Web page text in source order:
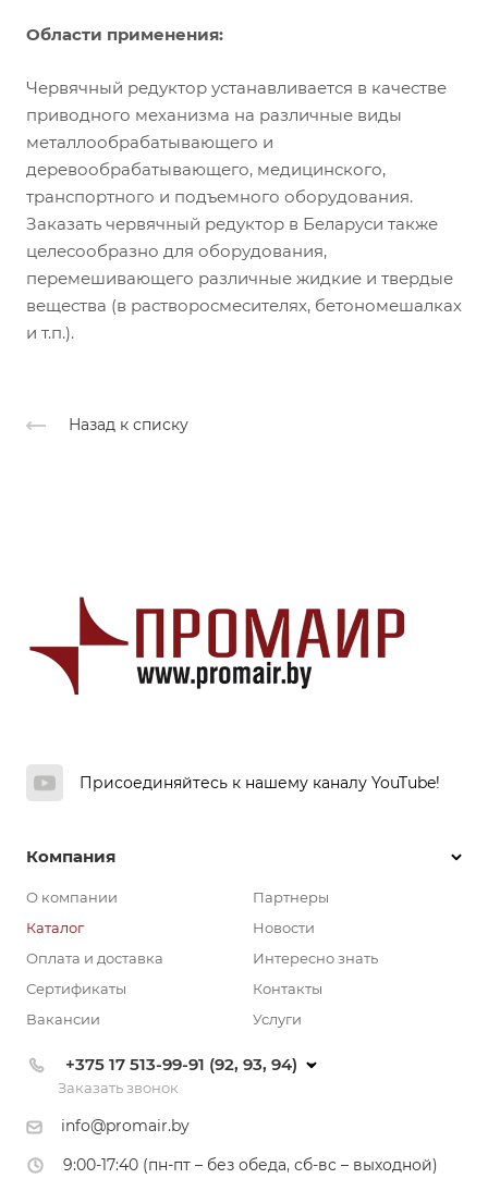
Области применения:
Червячный редуктор устанавливается в качестве
приводного механизма на различные виды
металлообрабатывающего и
деревообрабатывающего, медицинского,
транспортного и подъемного оборудования.
Заказать червячный редуктор в Беларуси также
целесообразно для оборудования,
перемешивающего различные жидкие и твердые
вещества (в растворосмесителях, бетономешалках
и т.п.).
Назад к списку
Присоединяйтесь к нашему каналу YouTube!
Компания
О компании
Каталог
Оплата и доставка
Сертификаты
Вакансии
Партнеры
Новости
Интересно знать
Контакты
Услуги
+375 17 513-99-91 (92, 93, 94)
Заказать звонок
info@promair.by
9:00-17:40 (пн-пт – без обеда, сб-вс – выходной)